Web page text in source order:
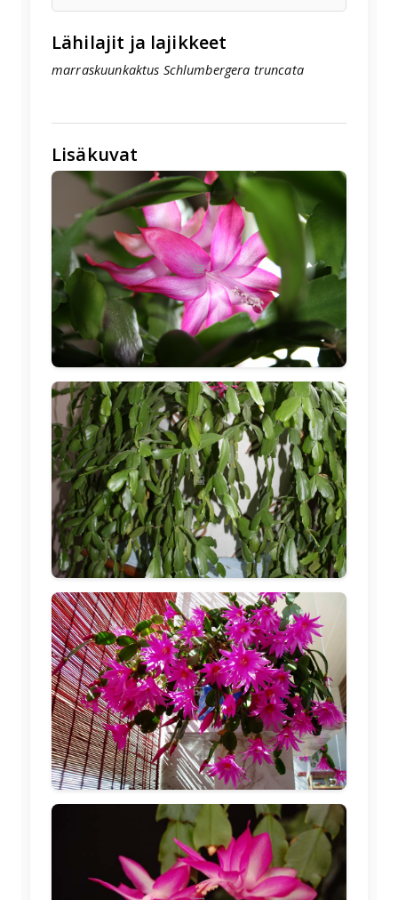
Lähilajit ja lajikkeet
marraskuunkaktus Schlumbergera truncata
Lisäkuvat
🖼️
🖼️
🖼️